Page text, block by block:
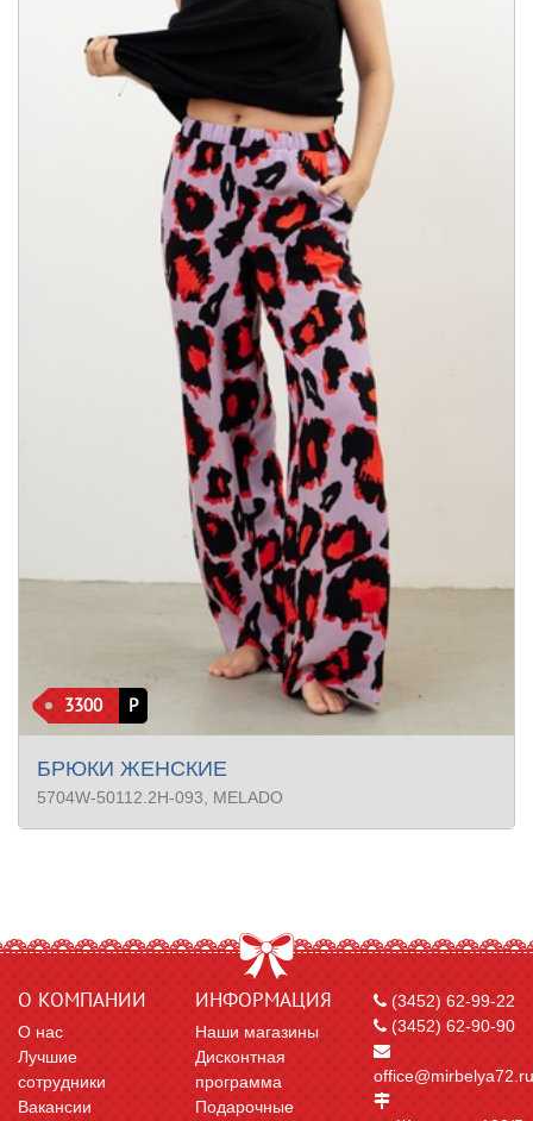
3300 Р
БРЮКИ ЖЕНСКИЕ
5704W-50112.2H-093 , MELADO
О КОМПАНИИ
О нас
Лучшие
сотрудники
Вакансии
ИНФОРМАЦИЯ
Наши магазины
Дисконтная
программа
Подарочные
(3452) 62-99-22
(3452) 62-90-90
office@mirbelya72.ru